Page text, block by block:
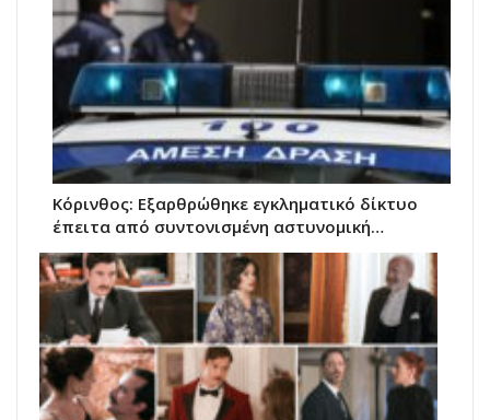
Κόρινθος: Εξαρθρώθηκε εγκληματικό δίκτυο
έπειτα από συντονισμένη αστυνομική…